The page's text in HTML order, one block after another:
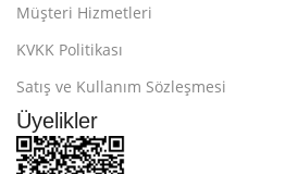
Müşteri Hizmetleri
KVKK Politikası
Satış ve Kullanım Sözleşmesi
Üyelikler